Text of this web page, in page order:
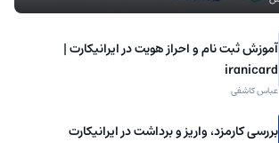
آموزش ثبت نام و احراز هویت در ایرانیکارت |
iranicard
عباس کاشفی
بررسی کارمزد، واریز و برداشت در ایرانیکارت